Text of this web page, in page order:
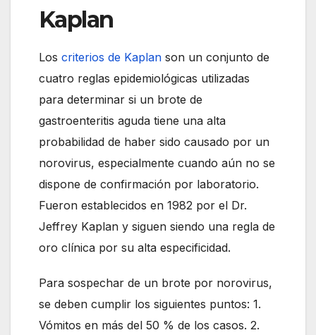
Kaplan
Los criterios de Kaplan son un conjunto de
cuatro reglas epidemiológicas utilizadas
para determinar si un brote de
gastroenteritis aguda tiene una alta
probabilidad de haber sido causado por un
norovirus, especialmente cuando aún no se
dispone de confirmación por laboratorio.
Fueron establecidos en 1982 por el Dr.
Jeffrey Kaplan y siguen siendo una regla de
oro clínica por su alta especificidad.
Para sospechar de un brote por norovirus,
se deben cumplir los siguientes puntos: 1.
Vómitos en más del 50 % de los casos. 2.